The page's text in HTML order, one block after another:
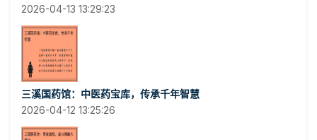
2026-04-13 13:29:23
三溪国药馆：中医药宝库，传承千年智慧
2026-04-12 13:25:26